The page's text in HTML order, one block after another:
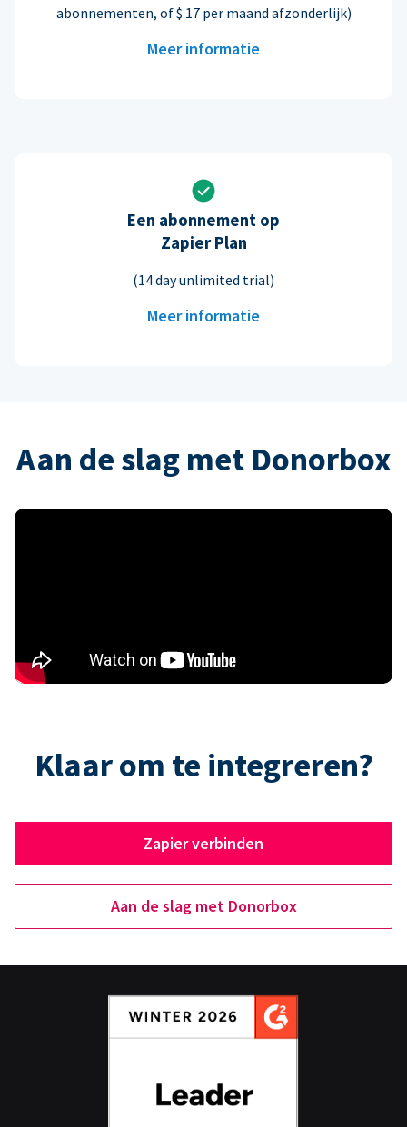
abonnementen, of $ 17 per maand afzonderlijk)
Meer informatie
Een abonnement op
Zapier Plan
(14 day unlimited trial)
Meer informatie
Aan de slag met Donorbox
Klaar om te integreren?
Zapier verbinden
Aan de slag met Donorbox